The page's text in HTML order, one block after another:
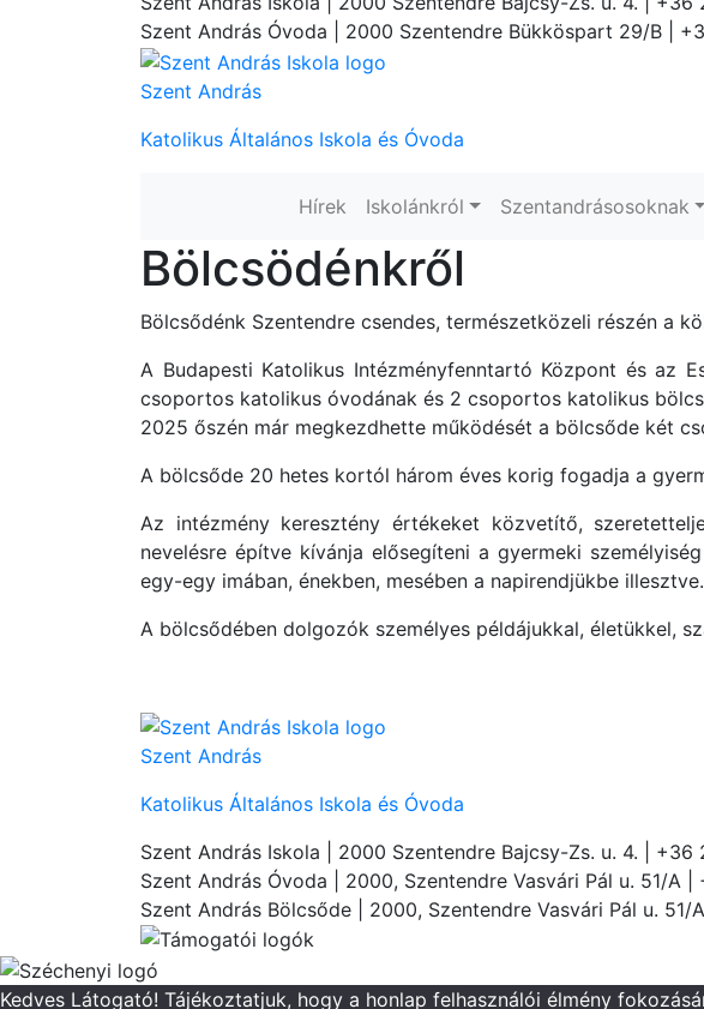
Szent András Óvoda | 2000 Szentendre Bükköspart 29/B |
Szent András
Katolikus Általános Iskola és Óvoda
Hírek Iskolánkról Szentandrásosoknak
Bölcsödénkről
Bölcsődénk Szentendre csendes, természetközeli részén a
A Budapesti Katolikus Intézményfenntartó Központ és az
csoportos katolikus óvodának és 2 csoportos katolikus
2025 őszén már megkezdhette működését a bölcsőde két
A bölcsőde 20 hetes kortól három éves korig fogadja a
Az intézmény keresztény értékeket közvetítő,
nevelésre építve kívánja elősegíteni a gyermeki
egy-egy imában, énekben, mesében a napirendjükbe illesztve.
A bölcsődében dolgozók személyes példájukkal, életükkel,
Szent András
Katolikus Általános Iskola és Óvoda
Szent András Iskola | 2000 Szentendre Bajcsy-Zs. u. 4. | +36
Szent András Óvoda | 2000, Szentendre Vasvári Pál u. 51/A |
Szent András Bölcsőde | 2000, Szentendre Vasvári Pál u.
Kedves Látogató! Tájékoztatjuk, hogy a honlap felhasználói élmény